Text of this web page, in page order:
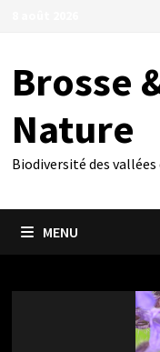
Brosse
Nature
Biodiversité des vallées
MENU